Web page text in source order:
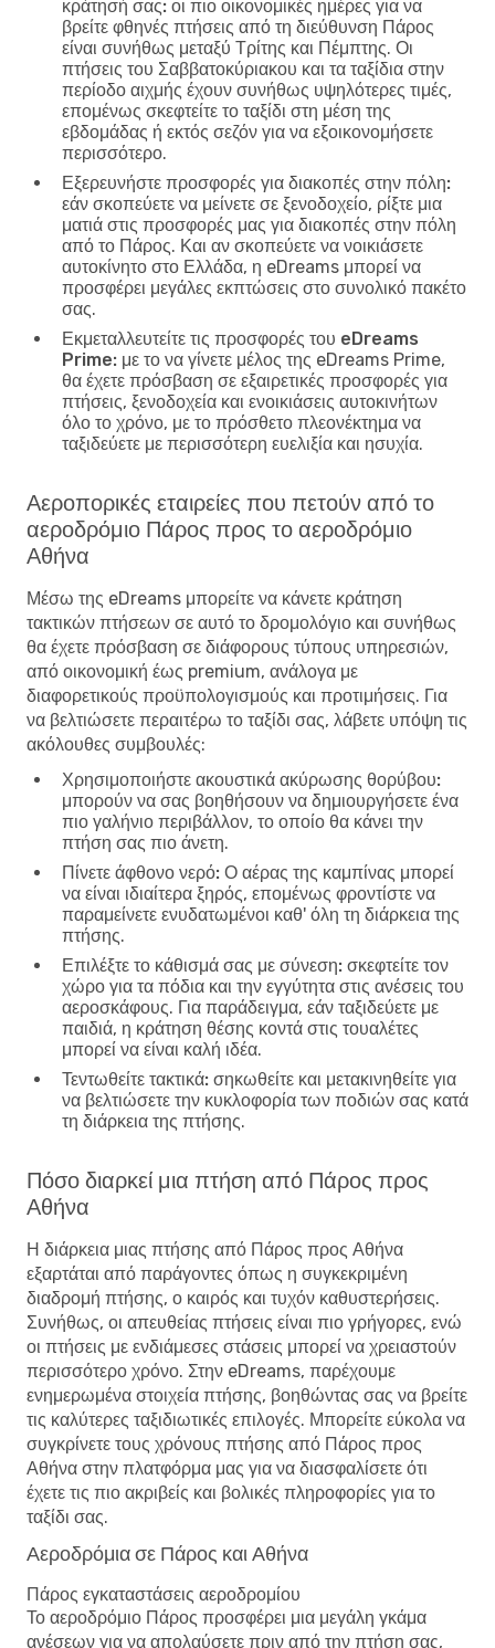
κράτησή σας: οι πιο οικονομικές ημέρες για να
βρείτε φθηνές πτήσεις από τη διεύθυνση Πάρος
είναι συνήθως μεταξύ Τρίτης και Πέμπτης. Οι
πτήσεις του Σαββατοκύριακου και τα ταξίδια στην
περίοδο αιχμής έχουν συνήθως υψηλότερες τιμές,
επομένως σκεφτείτε το ταξίδι στη μέση της
εβδομάδας ή εκτός σεζόν για να εξοικονομήσετε
περισσότερο.
Εξερευνήστε προσφορές για διακοπές στην πόλη:
εάν σκοπεύετε να μείνετε σε ξενοδοχείο, ρίξτε μια
ματιά στις προσφορές μας για διακοπές στην πόλη
από το Πάρος. Και αν σκοπεύετε να νοικιάσετε
αυτοκίνητο στο Ελλάδα, η eDreams μπορεί να
προσφέρει μεγάλες εκπτώσεις στο συνολικό πακέτο
σας.
Εκμεταλλευτείτε τις προσφορές του eDreams
Prime: με το να γίνετε μέλος της eDreams Prime,
θα έχετε πρόσβαση σε εξαιρετικές προσφορές για
πτήσεις, ξενοδοχεία και ενοικιάσεις αυτοκινήτων
όλο το χρόνο, με το πρόσθετο πλεονέκτημα να
ταξιδεύετε με περισσότερη ευελιξία και ησυχία.
Αεροπορικές εταιρείες που πετούν από το
αεροδρόμιο Πάρος προς το αεροδρόμιο
Αθήνα
Μέσω της eDreams μπορείτε να κάνετε κράτηση
τακτικών πτήσεων σε αυτό το δρομολόγιο και συνήθως
θα έχετε πρόσβαση σε διάφορους τύπους υπηρεσιών,
από οικονομική έως premium, ανάλογα με
διαφορετικούς προϋπολογισμούς και προτιμήσεις. Για
να βελτιώσετε περαιτέρω το ταξίδι σας, λάβετε υπόψη τις
ακόλουθες συμβουλές:
Χρησιμοποιήστε ακουστικά ακύρωσης θορύβου:
μπορούν να σας βοηθήσουν να δημιουργήσετε ένα
πιο γαλήνιο περιβάλλον, το οποίο θα κάνει την
πτήση σας πιο άνετη.
Πίνετε άφθονο νερό: Ο αέρας της καμπίνας μπορεί
να είναι ιδιαίτερα ξηρός, επομένως φροντίστε να
παραμείνετε ενυδατωμένοι καθ' όλη τη διάρκεια της
πτήσης.
Επιλέξτε το κάθισμά σας με σύνεση: σκεφτείτε τον
χώρο για τα πόδια και την εγγύτητα στις ανέσεις του
αεροσκάφους. Για παράδειγμα, εάν ταξιδεύετε με
παιδιά, η κράτηση θέσης κοντά στις τουαλέτες
μπορεί να είναι καλή ιδέα.
Τεντωθείτε τακτικά: σηκωθείτε και μετακινηθείτε για
να βελτιώσετε την κυκλοφορία των ποδιών σας κατά
τη διάρκεια της πτήσης.
Πόσο διαρκεί μια πτήση από Πάρος προς
Αθήνα
Η διάρκεια μιας πτήσης από Πάρος προς Αθήνα
εξαρτάται από παράγοντες όπως η συγκεκριμένη
διαδρομή πτήσης, ο καιρός και τυχόν καθυστερήσεις.
Συνήθως, οι απευθείας πτήσεις είναι πιο γρήγορες, ενώ
οι πτήσεις με ενδιάμεσες στάσεις μπορεί να χρειαστούν
περισσότερο χρόνο. Στην eDreams, παρέχουμε
ενημερωμένα στοιχεία πτήσης, βοηθώντας σας να βρείτε
τις καλύτερες ταξιδιωτικές επιλογές. Μπορείτε εύκολα να
συγκρίνετε τους χρόνους πτήσης από Πάρος προς
Αθήνα στην πλατφόρμα μας για να διασφαλίσετε ότι
έχετε τις πιο ακριβείς και βολικές πληροφορίες για το
ταξίδι σας.
Αεροδρόμια σε Πάρος και Αθήνα
Πάρος εγκαταστάσεις αεροδρομίου
Το αεροδρόμιο Πάρος προσφέρει μια μεγάλη γκάμα
ανέσεων για να απολαύσετε πριν από την πτήση σας,